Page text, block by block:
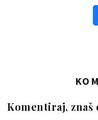
Komentiraj, znaš